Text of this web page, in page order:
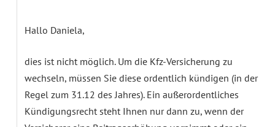
Hallo Daniela,
dies ist nicht möglich. Um die Kfz-Versicherung zu
wechseln, müssen Sie diese ordentlich kündigen (in der
Regel zum 31.12 des Jahres). Ein außerordentliches
Kündigungsrecht steht Ihnen nur dann zu, wenn der